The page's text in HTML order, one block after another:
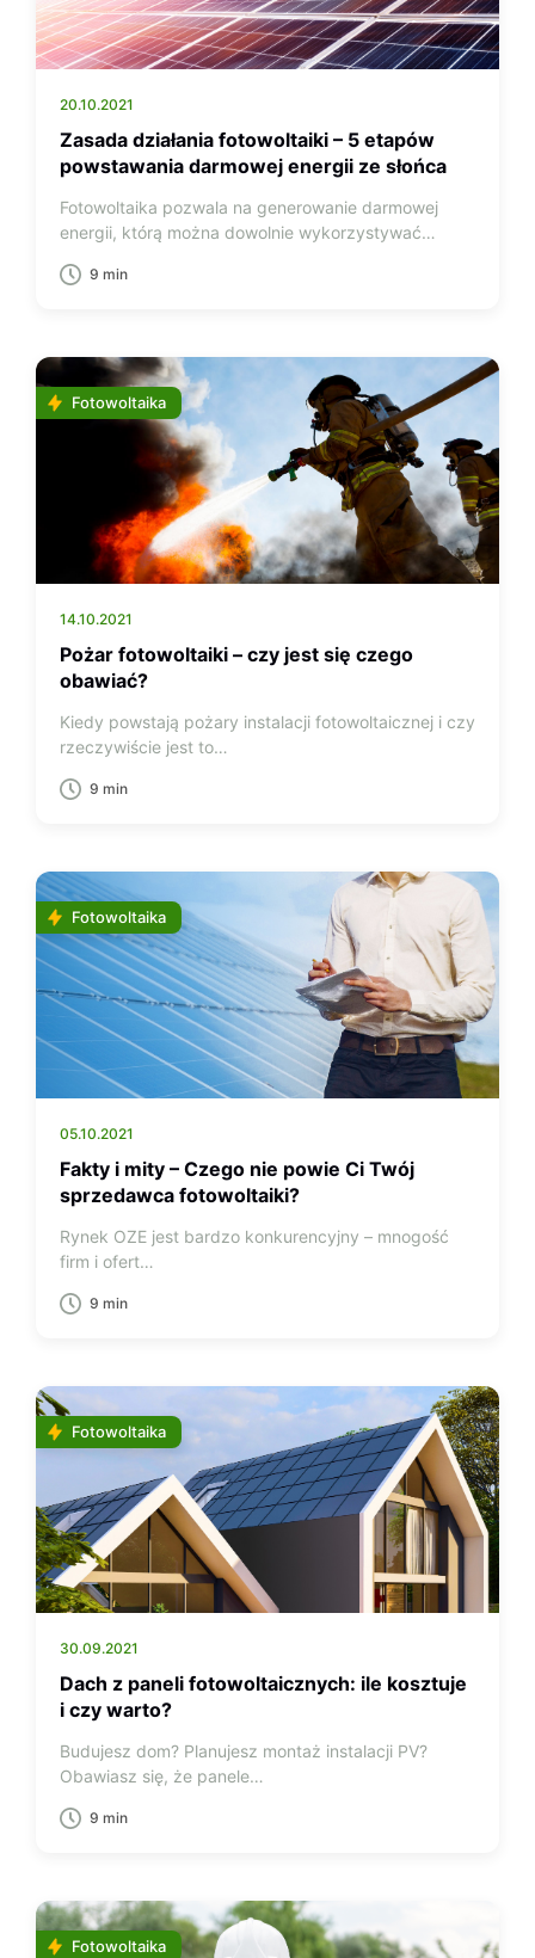
20.10.2021
Zasada działania fotowoltaiki – 5 etapów
powstawania darmowej energii ze słońca
Fotowoltaika pozwala na generowanie darmowej
energii, którą można dowolnie wykorzystywać…
9 min
Fotowoltaika
14.10.2021
Pożar fotowoltaiki – czy jest się czego
obawiać?
Kiedy powstają pożary instalacji fotowoltaicznej i czy
rzeczywiście jest to…
9 min
Fotowoltaika
05.10.2021
Fakty i mity – Czego nie powie Ci Twój
sprzedawca fotowoltaiki?
Rynek OZE jest bardzo konkurencyjny – mnogość
firm i ofert…
9 min
Fotowoltaika
30.09.2021
Dach z paneli fotowoltaicznych: ile kosztuje
i czy warto?
Budujesz dom? Planujesz montaż instalacji PV?
Obawiasz się, że panele…
9 min
Fotowoltaika